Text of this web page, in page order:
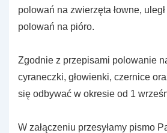
polowań na zwierzęta łowne,
polowań na pióro.
Zgodnie z przepisami polowanie
cyraneczki, głowienki, czernice
się odbywać w okresie od 1
W załączeniu przesyłamy pismo